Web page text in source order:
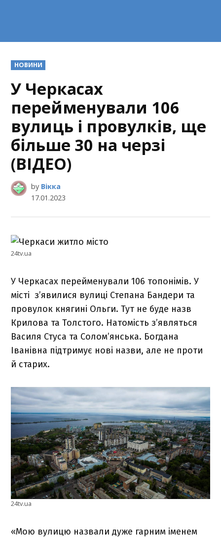
POSTED
IN
НОВИНИ
У Черкасах
перейменували 106
вулиць і провулків, ще
більше 30 на черзі
(ВІДЕО)
by Вікка
17.01.2023
24tv.ua
У Черкасах перейменували 106 топонімів. У
місті з’явилися вулиці Степана Бандери та
провулок княгині Ольги. Тут не буде назв
Крилова та Толстого. Натомість з’являться
Василя Стуса та Солом’янська. Богдана
Іванівна підтримує нові назви, але не проти
й старих.
24tv.ua
«Мою вулицю назвали дуже гарним іменем